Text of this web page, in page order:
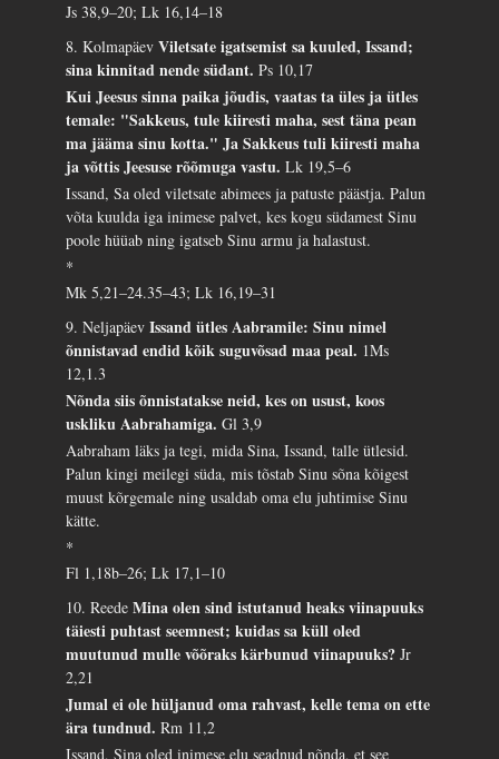
Js 38,9–20; Lk 16,14–18
8. KolmapäevViletsate igatsemist sa kuuled, Issand;
sina kinnitad nende südant.Ps 10,17
Kui Jeesus sinna paika jõudis, vaatas ta üles ja ütles
temale: "Sakkeus, tule kiiresti maha, sest täna pean
ma jääma sinu kotta." Ja Sakkeus tuli kiiresti maha
ja võttis Jeesuse rõõmuga vastu.Lk 19,5–6
Issand, Sa oled viletsate abimees ja patuste päästja. Palun
võta kuulda iga inimese palvet, kes kogu südamest Sinu
poole hüüab ning igatseb Sinu armu ja halastust.
*
Mk 5,21–24.35–43; Lk 16,19–31
9. NeljapäevIssand ütles Aabramile: Sinu nimel
õnnistavad endid kõik suguvõsad maa peal. 1Ms
12,1.3
Nõnda siis õnnistatakse neid, kes on usust, koos
uskliku Aabrahamiga.Gl 3,9
Aabraham läks ja tegi, mida Sina, Issand, talle ütlesid.
Palun kingi meilegi süda, mis tõstab Sinu sõna kõigest
muust kõrgemale ning usaldab oma elu juhtimise Sinu
kätte.
*
Fl 1,18b–26; Lk 17,1–10
10. ReedeMina olen sind istutanud heaks viinapuuks
täiesti puhtast seemnest; kuidas sa küll oled
muutunud mulle võõraks kärbunud viinapuuks?Jr
2,21
Jumal ei ole hüljanud oma rahvast, kelle tema on ette
ära tundnud.Rm 11,2
Issand, Sina oled inimese elu seadnud nõnda, et see